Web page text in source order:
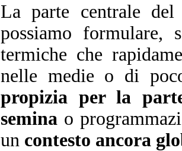
La parte centrale del
possiamo formulare,
termiche che
nelle medie o di
propizia per la
semina o
un contesto ancora